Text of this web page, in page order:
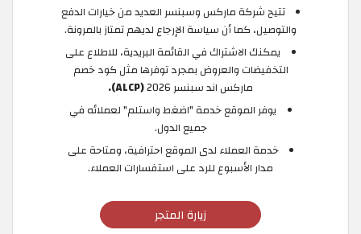
تتيح شركة ماركس وسبنسر العديد من خيارات الدفع
والتوصيل، كما أن سياسة الإرجاع لديهم تمتاز بالمرونة.
يمكنك الاشتراك في القائمة البريدية، للاطلاع على
التخفيضات والعروض بمجرد توفرها مثل كود خصم
ماركس اند سبنسر 2026
(ALCP).
يوفر الموقع خدمة "اضغط واستلم" لعملائه في
جميع الدول.
خدمة العملاء لدى الموقع احترافية، ومتاحة على
مدار الأسبوع للرد على استفسارات العملاء.
زيارة المتجر